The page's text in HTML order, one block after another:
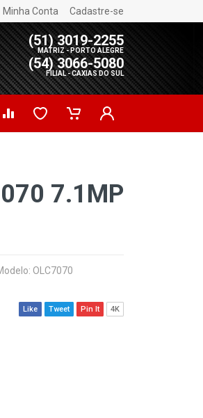
Minha Conta Cadastre-se
(51) 3019-2255
MATRIZ - PORTO ALEGRE
(54) 3066-5080
FILIAL - CAXIAS DO SUL
7.1MP
OLC7070
Like Tweet Pin It 4K